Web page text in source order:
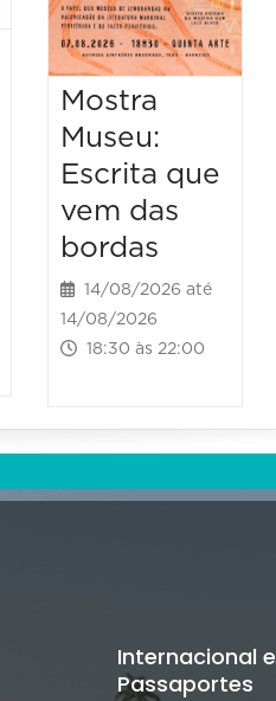
Mostra
Museu:
Escrita que
vem das
bordas
14/08/2026 até
14/08/2026
18:30 às 22:00
Internacional e
Passaportes